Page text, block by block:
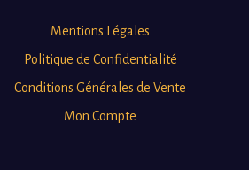
Mentions Légales
Politique de Confidentialité
Conditions Générales de Vente
Mon Compte